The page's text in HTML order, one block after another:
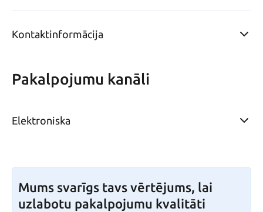
Kontaktinformācija
Pakalpojumu kanāli
Elektroniska
Mums svarīgs tavs vērtējums, lai
uzlabotu pakalpojumu kvalitāti